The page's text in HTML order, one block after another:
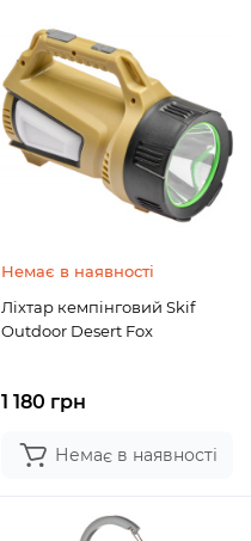
Немає в наявності
Ліхтар кемпінговий Skif
Outdoor Desert Fox
1 180 грн
Немає в наявності